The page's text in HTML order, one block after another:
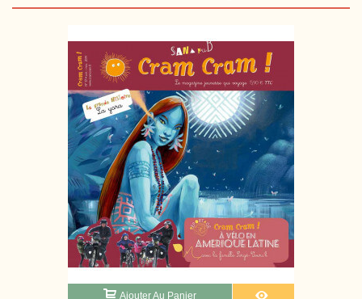
Ajouter Au Panier